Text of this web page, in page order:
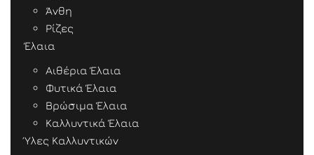
Άνθη
Ρίζες
Έλαια
Αιθέρια Έλαια
Φυτικά Έλαια
Βρώσιμα Έλαια
Καλλυντικά Έλαια
Ύλες Καλλυντικών